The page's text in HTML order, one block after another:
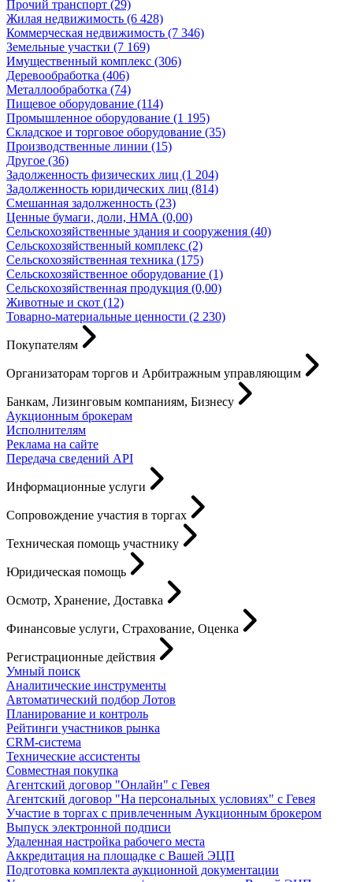
Прочий транспорт (29)
Жилая недвижимость (6 428)
Коммерческая недвижимость (7 346)
Земельные участки (7 169)
Имущественный комплекс (306)
Деревообработка (406)
Металлообработка (74)
Пищевое оборудование (114)
Промышленное оборудование (1 195)
Складское и торговое оборудование (35)
Производственные линии (15)
Другое (36)
Задолженность физических лиц (1 204)
Задолженность юридических лиц (814)
Смешанная задолженность (23)
Ценные бумаги, доли, НМА (0,00)
Сельскохозяйственные здания и сооружения (40)
Сельскохозяйственный комплекс (2)
Сельскохозяйственная техника (175)
Сельскохозяйственное оборудование (1)
Сельскохозяйственная продукция (0,00)
Животные и скот (12)
Товарно-материальные ценности (2 230)
Покупателям
Организаторам торгов и Арбитражным управляющим
Банкам, Лизинговым компаниям, Бизнесу
Аукционным брокерам
Исполнителям
Реклама на сайте
Передача сведений API
Информационные услуги
Сопровождение участия в торгах
Техническая помощь участнику
Юридическая помощь
Осмотр, Хранение, Доставка
Финансовые услуги, Страхование, Оценка
Регистрационные действия
Умный поиск
Аналитические инструменты
Автоматический подбор Лотов
Планирование и контроль
Рейтинги участников рынка
CRM-система
Технические ассистенты
Совместная покупка
Агентский договор "Онлайн" с Гевея
Агентский договор "На персональных условиях" с Гевея
Участие в торгах с привлеченным Аукционным брокером
Выпуск электронной подписи
Удаленная настройка рабочего места
Аккредитация на площадке с Вашей ЭЦП
Подготовка комплекта аукционной документации